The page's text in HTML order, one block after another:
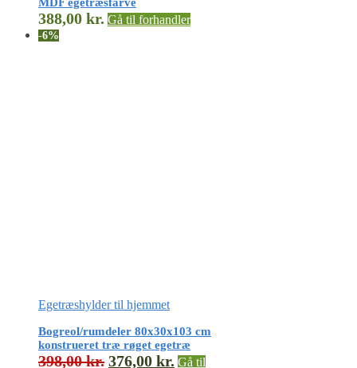
MDF egetræsfarve
388,00 kr. Gå til forhandler
-6%
Egetræshylder til hjemmet
Bogreol/rumdeler 80x30x103 cm
konstrueret træ røget egetræ
398,00kr. 376,00 kr. Gå til